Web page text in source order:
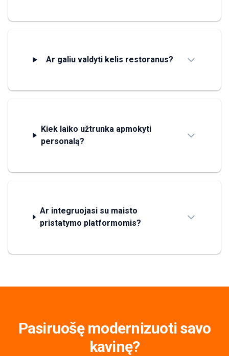
Ar galiu valdyti kelis restoranus?
Kiek laiko užtrunka apmokyti
personalą?
Ar integruojasi su maisto
pristatymo platformomis?
Pasiruošę modernizuoti savo
kavinę?